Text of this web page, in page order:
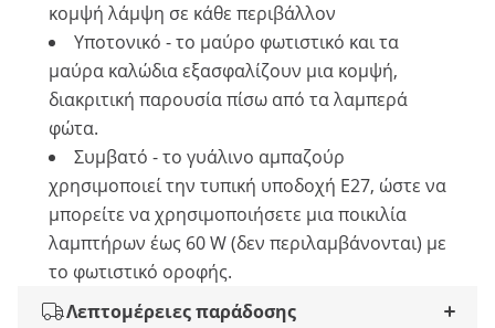
κομψή λάμψη σε κάθε περιβάλλον
Υποτονικό - το μαύρο φωτιστικό και τα
μαύρα καλώδια εξασφαλίζουν μια κομψή,
διακριτική παρουσία πίσω από τα λαμπερά
φώτα.
Συμβατό - το γυάλινο αμπαζούρ
χρησιμοποιεί την τυπική υποδοχή E27, ώστε να
μπορείτε να χρησιμοποιήσετε μια ποικιλία
λαμπτήρων έως 60 W (δεν περιλαμβάνονται) με
το φωτιστικό οροφής.
Λεπτομέρειες παράδοσης